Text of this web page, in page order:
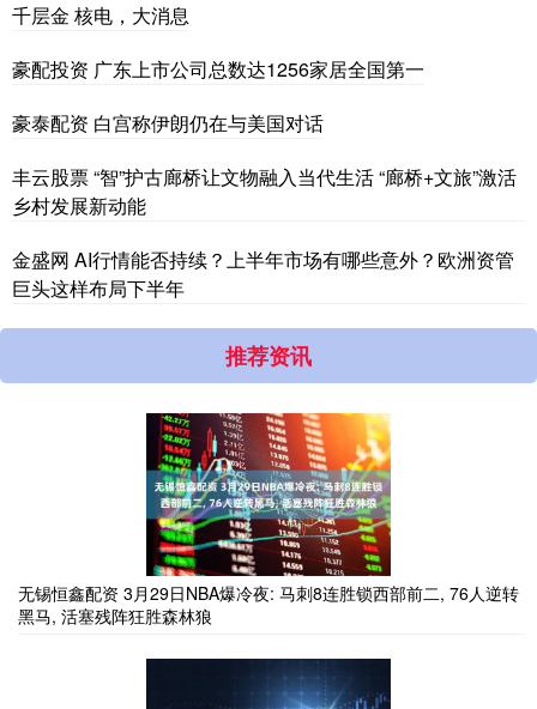
千层金 核电，大消息
豪配投资 广东上市公司总数达1256家居全国第一
豪泰配资 白宫称伊朗仍在与美国对话
丰云股票 “智”护古廊桥让文物融入当代生活 “廊桥+文旅”激活
乡村发展新动能
金盛网 AI行情能否持续？上半年市场有哪些意外？欧洲资管
巨头这样布局下半年
推荐资讯
无锡恒鑫配资 3月29日NBA爆冷夜: 马刺8连胜锁西部前二, 76人逆转
黑马, 活塞残阵狂胜森林狼